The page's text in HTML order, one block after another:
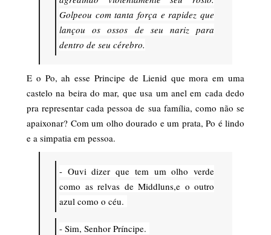
Golpeou com tanta força e rapidez que
lançou os ossos de seu nariz para
dentro de seu cérebro.
E o Po, ah esse Principe de Lienid que mora em uma
castelo na beira do mar, que usa um anel em cada dedo
pra representar cada pessoa de sua família, como não se
apaixonar? Com um olho dourado e um prata, Po é lindo
e a simpatia em pessoa.
- Ouvi dizer que tem um olho verde
como as relvas de Middluns,e o outro
azul como o céu.
- Sim, Senhor Príncipe.